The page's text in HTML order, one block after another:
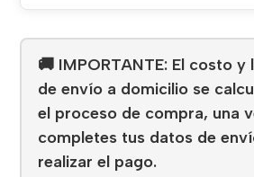
🚚 IMPORTANTE: El costo y
de envío a domicilio se
el proceso de compra, una
completes tus datos de
realizar el pago.